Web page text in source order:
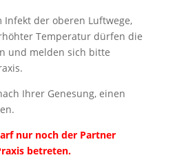
Infekt der oberen Luftwege,
Temperatur dürfen die
und melden sich bitte
Ihrer Genesung, einen
nur noch der Partner
betreten.